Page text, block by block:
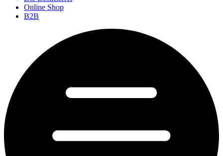
Online Shop
B2B